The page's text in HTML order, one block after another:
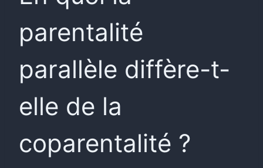
parentalité
parallèle diffère-t-
elle de la
coparentalité ?